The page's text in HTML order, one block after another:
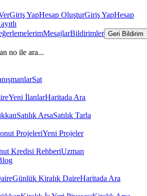
Giriş YapHesap OluşturGiriş YapHesap
MesajlarBildirimler Geri Bildirim
no ile ara...
Sat
Yeni İlanlarHaritada Ara
Satılık ArsaSatılık Tarla
ProjeleriYeni Projeler
Kredisi RehberiUzman
Günlük Kiralık DaireHaritada Ara